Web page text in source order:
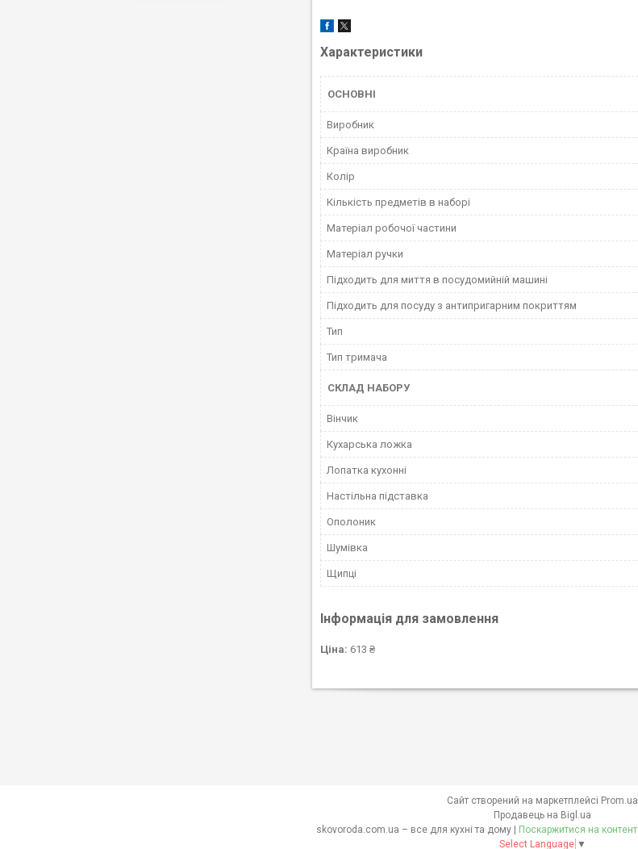
Характеристики
ОСНОВНІ
Виробник
Країна виробник
Колір
Кількість предметів в наборі
Матеріал робочої частини
Матеріал ручки
Підходить для миття в посудомийній машині
Підходить для посуду з антипригарним покриттям
Тип
Тип тримача
СКЛАД НАБОРУ
Вінчик
Кухарська ложка
Лопатка кухонні
Настільна підставка
Ополоник
Шумівка
Щипці
Інформація для замовлення
Ціна: 613 ₴
Сайт створений на маркетплейсі Prom.ua
Продавець на Bigl.ua
skovoroda.com.ua – все для кухні та дому | Поскаржитися на контент
Select Language ▼